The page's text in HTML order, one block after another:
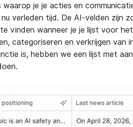
je je acties en
verleden tijd. De AI-velden zijn
vinden wanneer je je lijst voor
categoriseren en verkrijgen
is, hebben we een lijst met